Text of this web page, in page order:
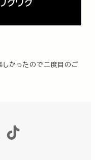
しかったので二度目のご
TWITTER